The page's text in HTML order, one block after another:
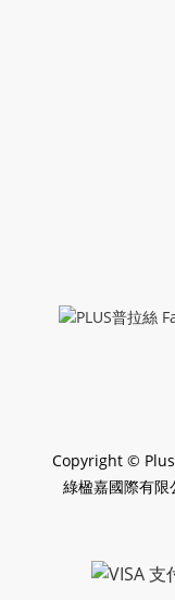
Copyright ©
綠楹嘉國際有